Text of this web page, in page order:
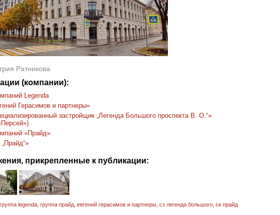
Ратникова
(компании):
Legenda
Герасимов и партнеры»
застройщик „Легенда Большого проспекта В. О.“»
«Прайд»
прикрепленные к публикации:
группа legenda группа прайд евгений герасимов и партнеры сз легенда большого ск прайд